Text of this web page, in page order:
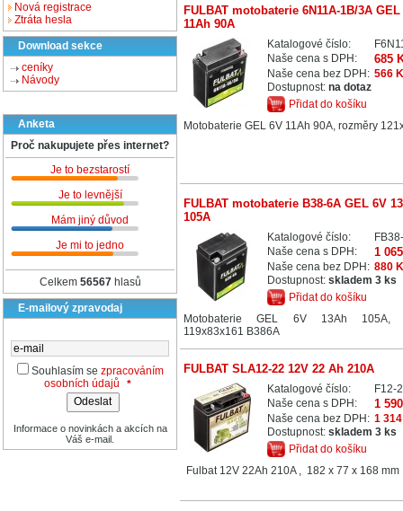
Nová registrace
Ztráta hesla
Download sekce
ceníky
Návody
Anketa
Proč nakupujete přes internet?
Je to bezstarostí
Je to levnější
Mám jiný důvod
Je mi to jedno
Celkem 56567hlasů
E-mailový zpravodaj
Souhlasím se zpracováním
osobních údajů
*
Informace o novinkách a akcích na
Váš e-mail.
FULBAT motobaterie 6N11A-1B/3A GEL
11Ah 90A
Katalogové číslo:
Naše cena s DPH:
685
Naše cena bez DPH: 566
Dostupnost:na dotaz
Přidat do košíku
Motobaterie GEL 6V 11Ah 90A, rozměry
FULBAT motobaterie B38-6A GEL 6V
105A
Katalogové číslo:
Naše cena s DPH:
1
Naše cena bez DPH: 880
Dostupnost:skladem 3 ks
Přidat do košíku
Motobaterie GEL 6V 13Ah 105A,
119x83x161 B386A
FULBAT SLA12-22 12V 22 Ah 210A
Katalogové číslo:
F12-
Naše cena s DPH:
1
Naše cena bez DPH: 1
Dostupnost:skladem 3 ks
Přidat do košíku
Fulbat 12V 22Ah 210A , 182 x 77 x 168 mm